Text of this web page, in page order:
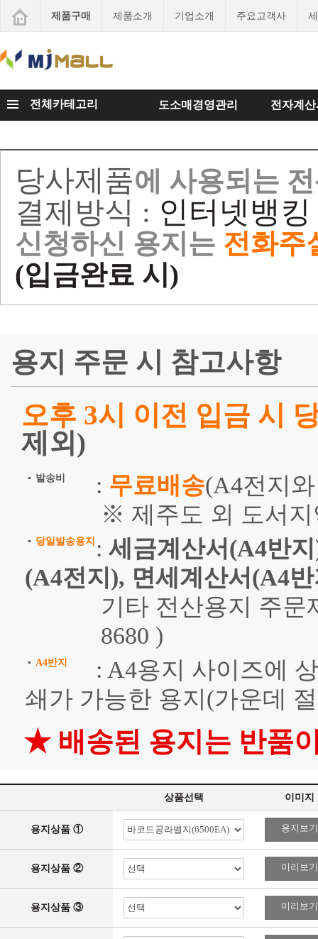
제품구매 제품소개 기업소개 주요고객사
전체카테고리 도소매경영관리 전자계
당사제품에 사용되는
결제방식 : 인터넷뱅
신청하신 용지는 전화주
(입금완료 시)
용지 주문 시 참고사항
오후 3시 이전 입금 시
제외)
발송비 : 무료배송(A4전지
※ 제주도 외 도서
당일발송용지 : 세금계산서(A4반
(A4전지), 면세계산서(A4
기타 전산용지 주문
8680 )
A4반지
: A4용지 사이즈에
쇄가 가능한 용지(가운데
★ 배송된 용지는 반품
상품선택 이미지
용지상품 ① 용지보기
용지상품 ② 미리보기
용지상품 ③ 미리보기